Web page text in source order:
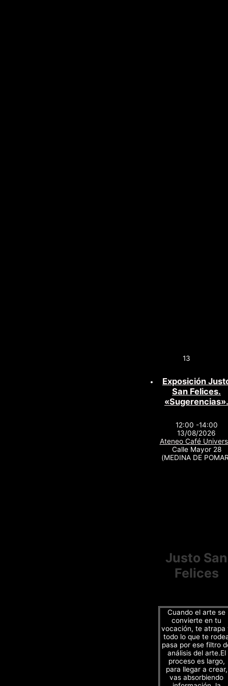
13
Exposición
San Felices.
«Sugerencias».
12:00 -14:00
13/08/2026
Ateneo Café
Calle Mayor 28
(MEDINA DE
Justo San
Felices
Cuando el arte se
convierte en tu
vocación, te atrapa
todo lo que te
pasa por ese filtro
análisis del arte.El
proceso es largo,
para llegar a crear,
vas absorbiendo